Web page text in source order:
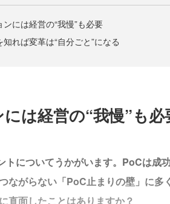
には経営の“我慢”も必要
れば変革は“自分ごと”になる
は経営の“我慢”も必
についてうかがいます。PoCは成功
ながらない「PoC止まりの壁」に多
直面したことはありますか？